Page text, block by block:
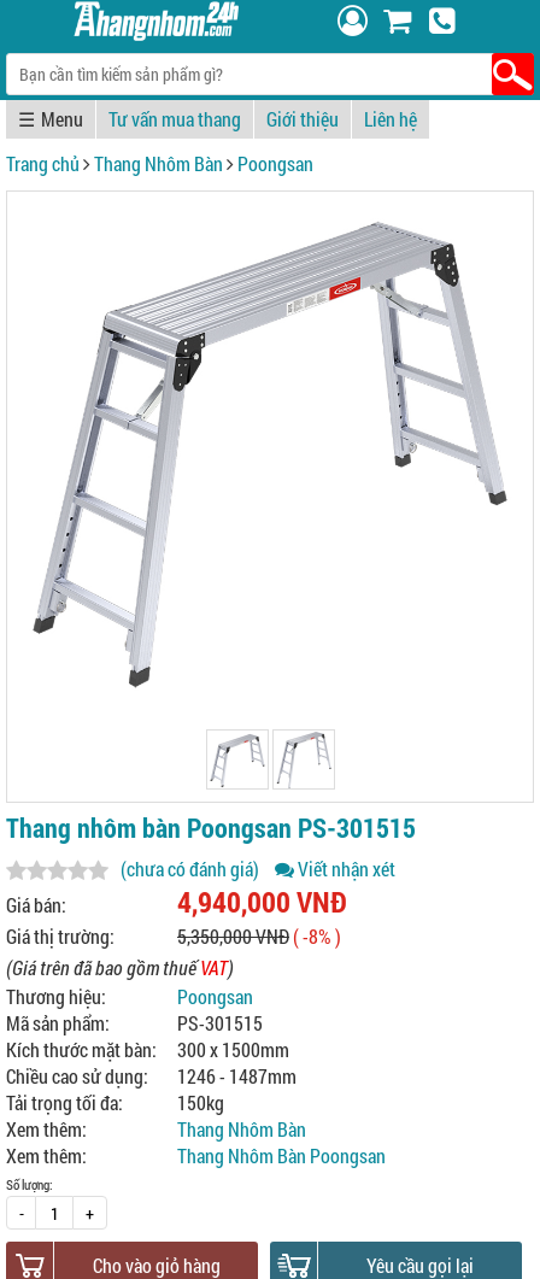
☰ Tư vấn mua thang Giới thiệu
Liên hệ
Trang chủ
Thang Nhôm Bàn Poongsan
Thang nhôm bàn Poongsan PS-301515
(chưa có đánh giá)
Viết nhận xét
Giá bán:
4,940,000 VNĐ
Giá thị trường: 5,350,000 VNĐ( -8% )
(Giá trên đã bao gồm thuếVAT)
Thương hiệu:
Poongsan
Mã sản phẩm:
PS-301515
Kích thước mặt bàn:
300 x 1500mm
Chiều cao sử dụng:
1246 - 1487mm
Tải trọng tối đa:
150kg
Xem thêm:
Thang Nhôm Bàn
Xem thêm:
Thang Nhôm Bàn Poongsan
Số lượng:
- +
Cho vào giỏ hàng Yêu cầu gọi lại